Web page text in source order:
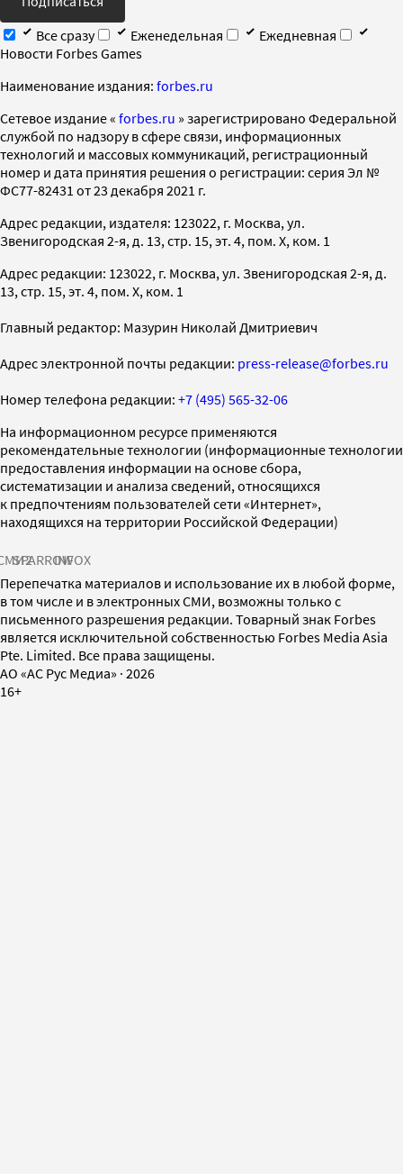
Все сразу
Еженедельная
Ежедневная
Новости Forbes Games
Наименование издания: forbes.ru
Cетевое издание « forbes.ru » зарегистрировано Федеральной
службой по надзору в сфере связи, информационных
технологий и массовых коммуникаций, регистрационный
номер и дата принятия решения о регистрации: серия Эл №
ФС77-82431 от 23 декабря 2021 г.
Адрес редакции, издателя: 123022, г. Москва, ул.
Звенигородская 2-я, д. 13, стр. 15, эт. 4, пом. X, ком. 1
Адрес редакции: 123022, г. Москва, ул. Звенигородская 2-я, д.
13, стр. 15, эт. 4, пом. X, ком. 1
Главный редактор: Мазурин Николай Дмитриевич
Адрес электронной почты редакции: press-release@forbes.ru
Номер телефона редакции: +7 (495) 565-32-06
На информационном ресурсе применяются
рекомендательные технологии (информационные технологии
предоставления информации на основе сбора,
систематизации и анализа сведений, относящихся
к предпочтениям пользователей сети «Интернет»,
находящихся на территории Российской Федерации)
SPARROWINFOX
Перепечатка материалов и использование их в любой форме,
в том числе и в электронных СМИ, возможны только с
письменного разрешения редакции. Товарный знак Forbes
является исключительной собственностью Forbes Media Asia
Pte. Limited. Все права защищены.
AO «АС Рус Медиа» · 2026
16+